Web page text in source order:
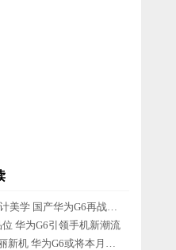
双C经典设计美学 国产华为G6再战传奇
华为G6引领手机新潮流
MWC展美丽新机 华为G6或将本月上市